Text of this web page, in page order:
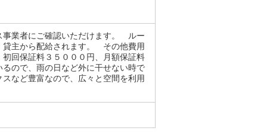
事業者にご確認いただけます。 ルー
貸主から配給されます。 その他費用
回保証料３５０００円、月額保証料
ので、雨の日など外に干せない時で
など豊富なので、広々と空間を利用